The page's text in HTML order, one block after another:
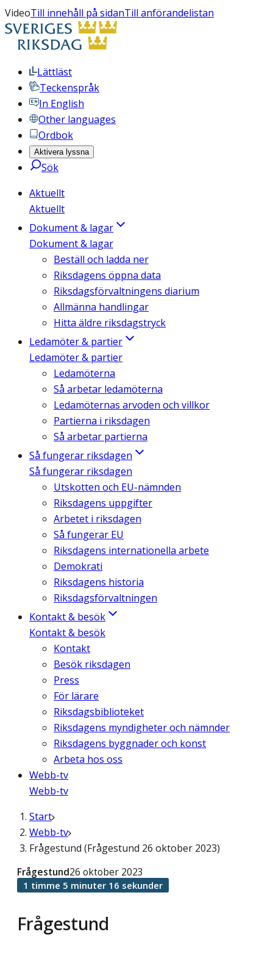
VideoTill innehåll på sidanTill anförandelistan
Lättläst
Teckenspråk
In English
Other languages
Ordbok
Aktivera lyssna
Sök
Aktuellt
Aktuellt
Dokument & lagar
Dokument & lagar
Beställ och ladda ner
Riksdagens öppna data
Riksdagsförvaltningens diarium
Allmänna handlingar
Hitta äldre riksdagstryck
Ledamöter & partier
Ledamöter & partier
Ledamöterna
Så arbetar ledamöterna
Ledamöternas arvoden och villkor
Partierna i riksdagen
Så arbetar partierna
Så fungerar riksdagen
Så fungerar riksdagen
Utskotten och EU-nämnden
Riksdagens uppgifter
Arbetet i riksdagen
Så fungerar EU
Riksdagens internationella arbete
Demokrati
Riksdagens historia
Riksdagsförvaltningen
Kontakt & besök
Kontakt & besök
Kontakt
Besök riksdagen
Press
För lärare
Riksdagsbiblioteket
Riksdagens myndigheter och nämnder
Riksdagens byggnader och konst
Arbeta hos oss
Webb-tv
Webb-tv
Start
Webb-tv
Frågestund (Frågestund 26 oktober 2023)
Frågestund
Frågestund26 oktober 2023
1 timme 5 minuter 16 sekunder